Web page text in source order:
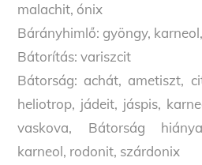
malachit, ónix
Bárányhimlő: gyöngy,
Bátorítás: variszcit
Bátorság: achát, ametiszt,
heliotrop, jádeit, jáspis,
vaskova, Bátorság
karneol, rodonit, szárdonix